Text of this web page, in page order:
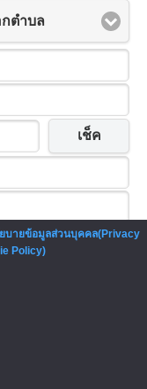
ตำบล
เช็ค
บายข้อมูลส่วนบุคคล(Privacy
Policy)